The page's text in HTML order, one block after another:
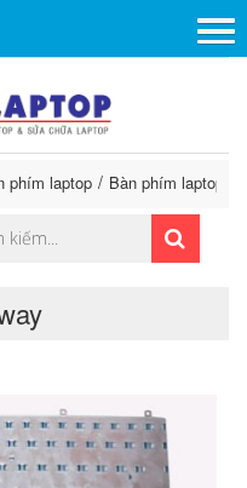
phím laptop Bàn phím laptop